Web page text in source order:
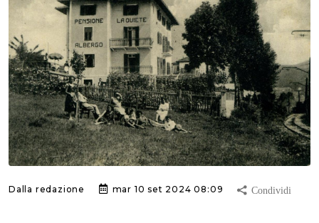
Dalla redazione mar 10 set 2024 08:09